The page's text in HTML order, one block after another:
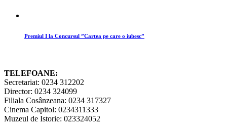
Premiul I la Concursul ”Cartea pe care o iubesc”
TELEFOANE:
Secretariat: 0234 312202
Director: 0234 324099
Filiala Cosânzeana: 0234 317327
Cinema Capitol: 0234311333
Muzeul de Istorie: 023324052